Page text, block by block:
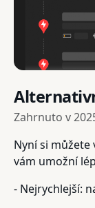
Zahrnuto v
Nyní si můžete
vám umožní
- Nejrychlejší: